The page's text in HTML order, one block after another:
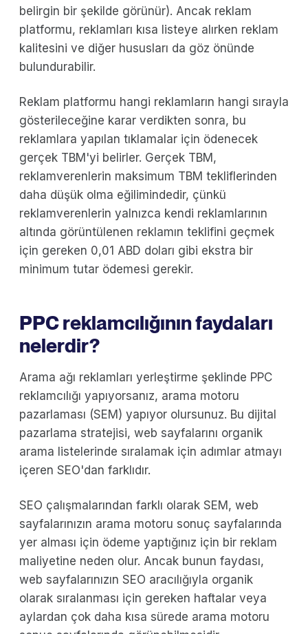
belirgin bir şekilde görünür). Ancak reklam
platformu, reklamları kısa listeye alırken reklam
kalitesini ve diğer hususları da göz önünde
bulundurabilir.
Reklam platformu hangi reklamların hangi sırayla
gösterileceğine karar verdikten sonra, bu
reklamlara yapılan tıklamalar için ödenecek
gerçek TBM'yi belirler. Gerçek TBM,
reklamverenlerin maksimum TBM tekliflerinden
daha düşük olma eğilimindedir, çünkü
reklamverenlerin yalnızca kendi reklamlarının
altında görüntülenen reklamın teklifini geçmek
için gereken 0,01 ABD doları gibi ekstra bir
minimum tutar ödemesi gerekir.
PPC reklamcılığının faydaları
nelerdir?
Arama ağı reklamları yerleştirme şeklinde PPC
reklamcılığı yapıyorsanız, arama motoru
pazarlaması (SEM) yapıyor olursunuz. Bu dijital
pazarlama stratejisi, web sayfalarını organik
arama listelerinde sıralamak için adımlar atmayı
içeren SEO'dan farklıdır.
SEO çalışmalarından farklı olarak SEM, web
sayfalarınızın arama motoru sonuç sayfalarında
yer alması için ödeme yaptığınız için bir reklam
maliyetine neden olur. Ancak bunun faydası,
web sayfalarınızın SEO aracılığıyla organik
olarak sıralanması için gereken haftalar veya
aylardan çok daha kısa sürede arama motoru